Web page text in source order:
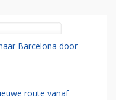
Barcelona door
route vanaf